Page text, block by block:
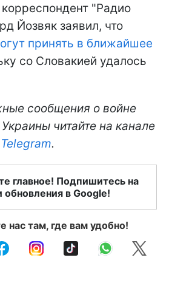
"Радио
Йозвяк заявил, что
принять в ближайшее
со Словакией удалось
сообщения о войне
читайте на канале
.
главное! Подпишитесь на
обновления в Google!
нас там, где вам удобно!